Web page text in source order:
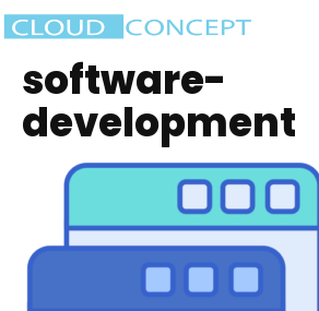
software-
development